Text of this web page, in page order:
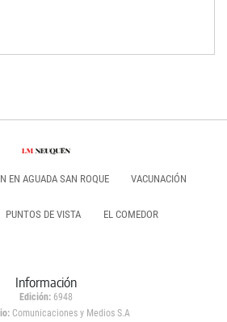
EN AGUADA SAN ROQUE VACUNACIÓN
PUNTOS DE VISTA EL COMEDOR
Información
Edición: 6948
Comunicaciones y Medios S.A